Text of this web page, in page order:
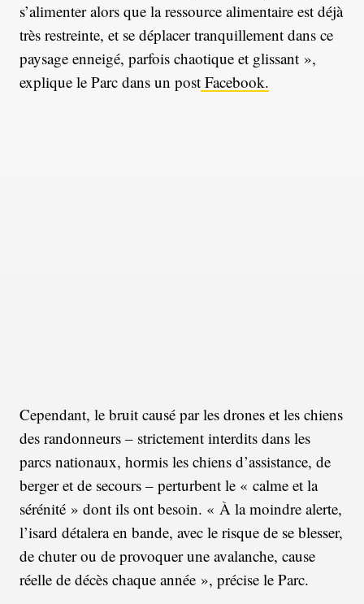
s’alimenter alors que la ressource alimentaire est déjà
très restreinte, et se déplacer tranquillement dans ce
paysage enneigé, parfois chaotique et glissant »,
explique le Parc dans un post Facebook.
Cependant, le bruit causé par les drones et les chiens
des randonneurs – strictement interdits dans les
parcs nationaux, hormis les chiens d’assistance, de
berger et de secours – perturbent le « calme et la
sérénité » dont ils ont besoin. « À la moindre alerte,
l’isard détalera en bande, avec le risque de se blesser,
de chuter ou de provoquer une avalanche, cause
réelle de décès chaque année », précise le Parc.